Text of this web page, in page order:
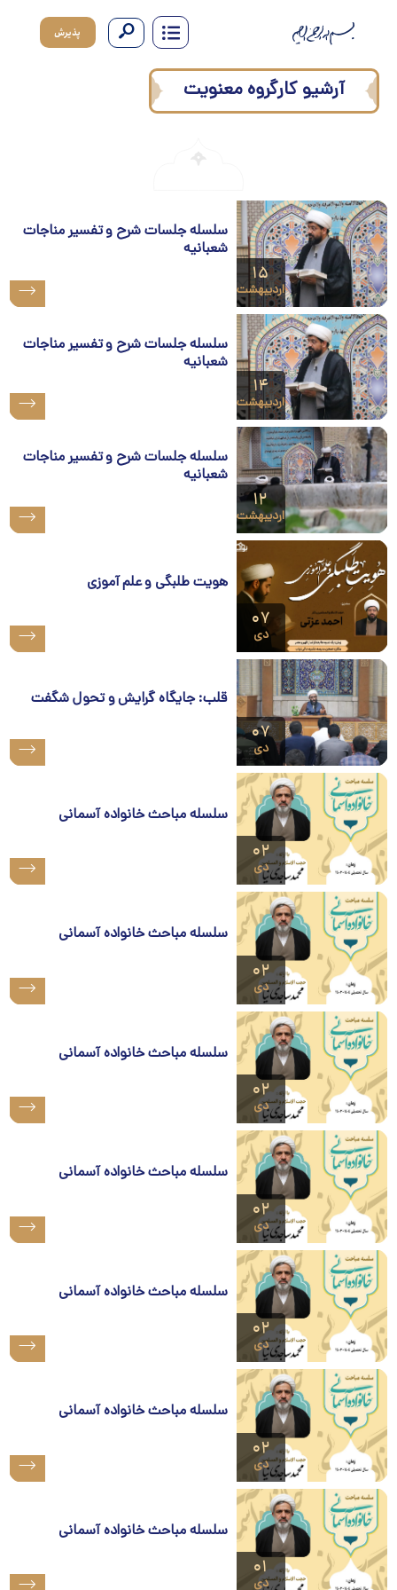
آرشیو کارگروه معنویت
۱۵
اردیبهشت
سلسله جلسات شرح و تفسیر مناجات
شعبانیه
۱۴
اردیبهشت
سلسله جلسات شرح و تفسیر مناجات
شعبانیه
۱۲
اردیبهشت
سلسله جلسات شرح و تفسیر مناجات
شعبانیه
۰۷
دی
هویت طلبگی و علم آموزی
۰۷
دی
قلب: جایگاه گرایش و تحول شگفت
۰۲
دی
سلسله مباحث خانواده آسمانی
۰۲
دی
سلسله مباحث خانواده آسمانی
۰۲
دی
سلسله مباحث خانواده آسمانی
۰۲
دی
سلسله مباحث خانواده آسمانی
۰۲
دی
سلسله مباحث خانواده آسمانی
۰۲
دی
سلسله مباحث خانواده آسمانی
۰۱
دی
سلسله مباحث خانواده آسمانی